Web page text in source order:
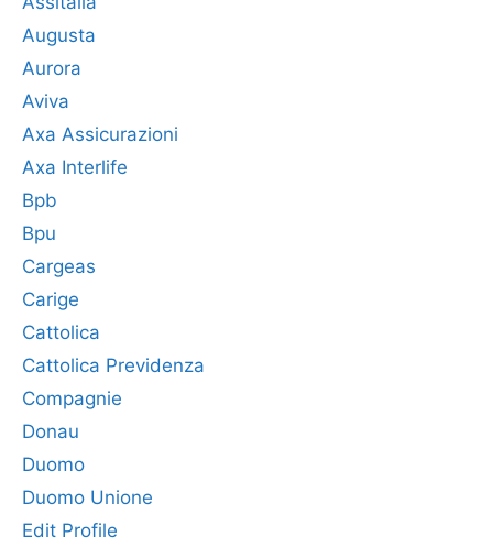
Augusta
Aurora
Aviva
Axa Assicurazioni
Axa Interlife
Bpb
Bpu
Cargeas
Carige
Cattolica
Cattolica Previdenza
Compagnie
Donau
Duomo
Duomo Unione
Edit Profile